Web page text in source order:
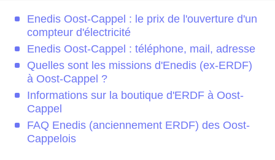
Enedis Oost-Cappel : le prix de l'ouverture d'un
compteur d'électricité
Enedis Oost-Cappel : téléphone, mail, adresse
Quelles sont les missions d'Enedis (ex-ERDF)
à Oost-Cappel ?
Informations sur la boutique d'ERDF à Oost-
Cappel
FAQ Enedis (anciennement ERDF) des Oost-
Cappelois